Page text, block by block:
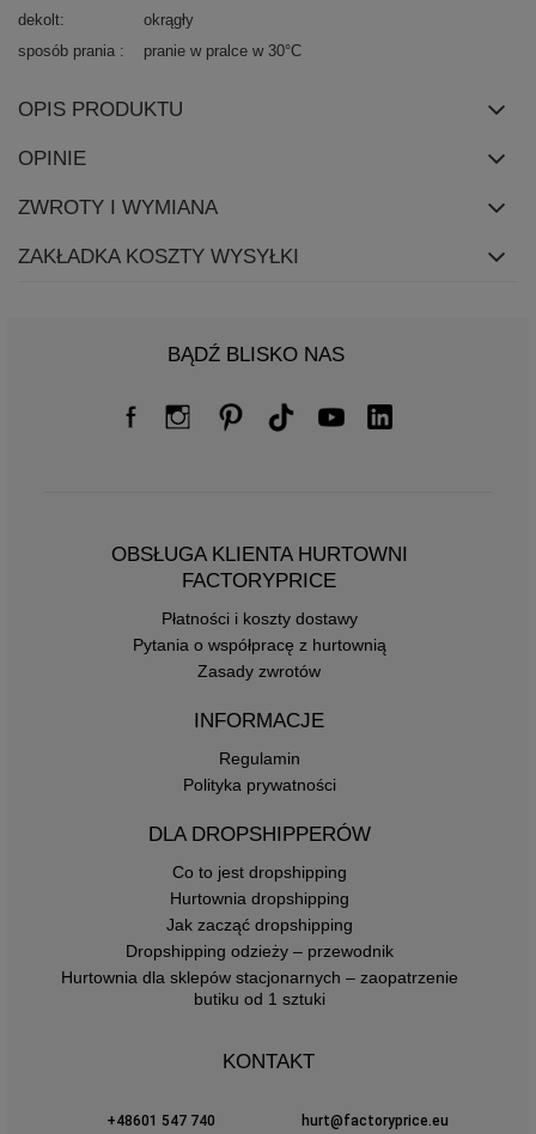
dekolt
okrągły
sposób prania
pranie w pralce w 30°C
OPIS PRODUKTU
OPINIE
ZWROTY I WYMIANA
ZAKŁADKA KOSZTY WYSYŁKI
BĄDŹ BLISKO NAS
OBSŁUGA KLIENTA HURTOWNI
FACTORYPRICE
Płatności i koszty dostawy
Pytania o współpracę z hurtownią
Zasady zwrotów
INFORMACJE
Regulamin
Polityka prywatności
DLA DROPSHIPPERÓW
Co to jest dropshipping
Hurtownia dropshipping
Jak zacząć dropshipping
Dropshipping odzieży – przewodnik
Hurtownia dla sklepów stacjonarnych – zaopatrzenie
butiku od 1 sztuki
KONTAKT
+48601 547 740 hurt@factoryprice.eu